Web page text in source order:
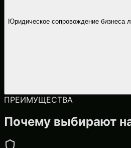
Юридическое сопровождение бизнеса
ПРЕИМУЩЕСТВА
Почему выбирают